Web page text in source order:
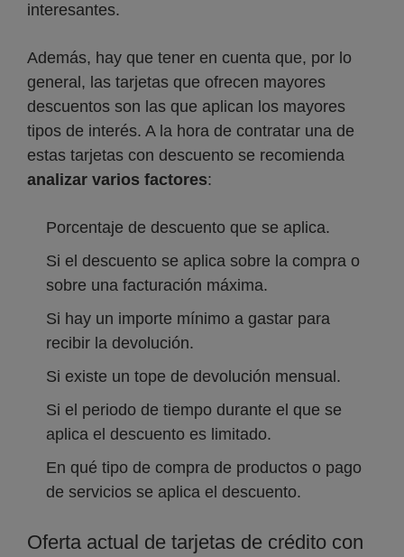
interesantes.
Además, hay que tener en cuenta que, por lo
general, las tarjetas que ofrecen mayores
descuentos son las que aplican los mayores
tipos de interés. A la hora de contratar una de
estas tarjetas con descuento se recomienda
analizar varios factores:
Porcentaje de descuento que se aplica.
Si el descuento se aplica sobre la compra o
sobre una facturación máxima.
Si hay un importe mínimo a gastar para
recibir la devolución.
Si existe un tope de devolución mensual.
Si el periodo de tiempo durante el que se
aplica el descuento es limitado.
En qué tipo de compra de productos o pago
de servicios se aplica el descuento.
Oferta actual de tarjetas de crédito con